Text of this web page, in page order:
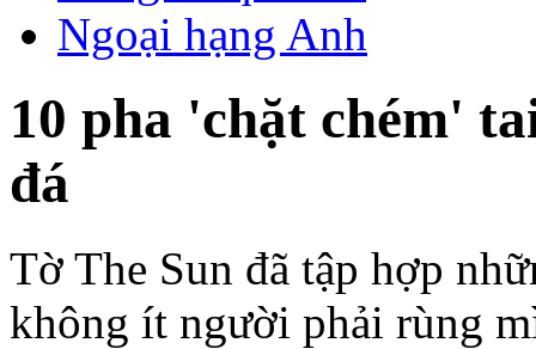
Ngoại hạng Anh
10 pha 'chặt chém'
đá
Tờ The Sun đã tập hợp
không ít người phải rùng